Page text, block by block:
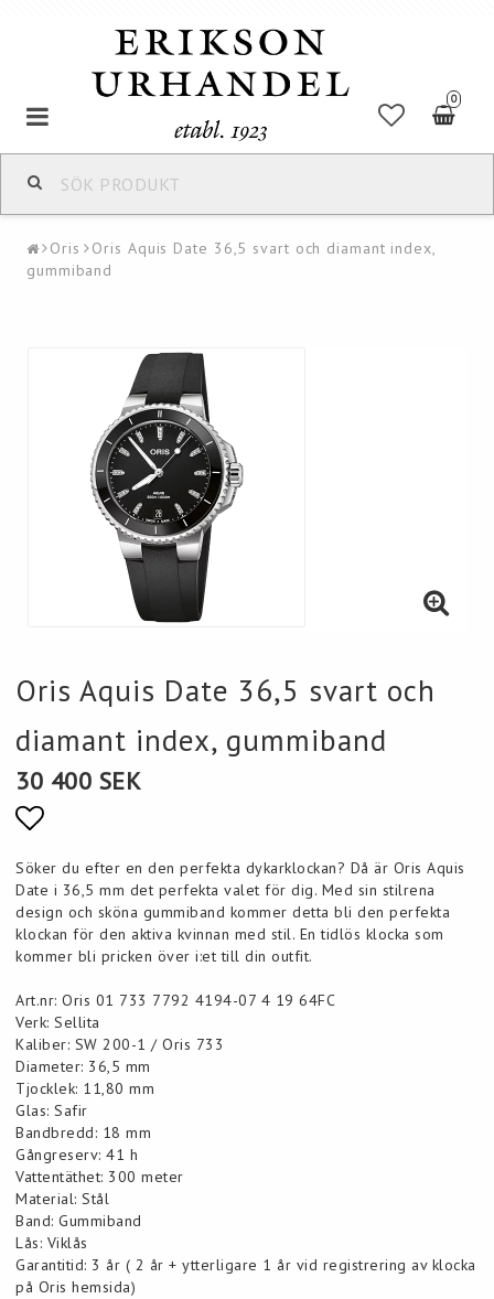
0
Oris
Oris Aquis Date 36,5 svart och diamant index,
gummiband
Oris Aquis Date 36,5 svart och
diamant index, gummiband
30 400 SEK
Lägg till i favoritlistan
Söker du efter en den perfekta dykarklockan? Då är Oris Aquis
Date i 36,5 mm det perfekta valet för dig. Med sin stilrena
design och sköna gummiband kommer detta bli den perfekta
klockan för den aktiva kvinnan med stil. En tidlös klocka som
kommer bli pricken över i:et till din outfit.
Art.nr: Oris 01 733 7792 4194-07 4 19 64FC
Verk: Sellita
Kaliber: SW 200-1 / Oris 733
Diameter: 36,5 mm
Tjocklek: 11,80 mm
Glas: Safir
Bandbredd: 18 mm
Gångreserv: 41 h
Vattentäthet: 300 meter
Material: Stål
Band: Gummiband
Lås: Viklås
Garantitid: 3 år ( 2 år + ytterligare 1 år vid registrering av klocka
på Oris hemsida)